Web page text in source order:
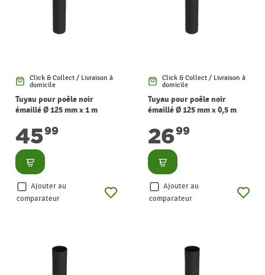
Click & Collect / Livraison à
domicile
Tuyau pour poêle noir
émaillé Ø 125 mm x 1 m
4599
Consulter
Ajouter au
comparateur
Click & Collect / Livraison à
domicile
Tuyau pour poêle noir
émaillé Ø 125 mm x 0,5 m
2699
Consulter
Ajouter au
comparateur